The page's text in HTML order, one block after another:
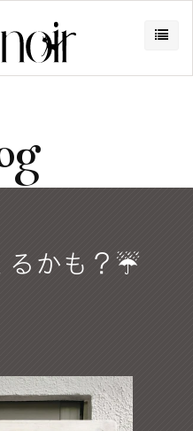
るかも？☔